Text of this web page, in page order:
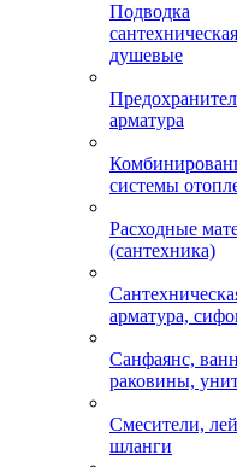
Подводка
душевые
арматура
системы
Расходные
(сантехника)
арматура,
Санфаянс,
раковины,
Смесители,
шланги